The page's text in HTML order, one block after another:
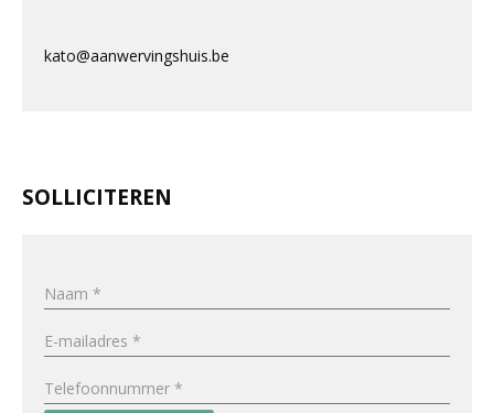
kato@aanwervingshuis.be
SOLLICITEREN